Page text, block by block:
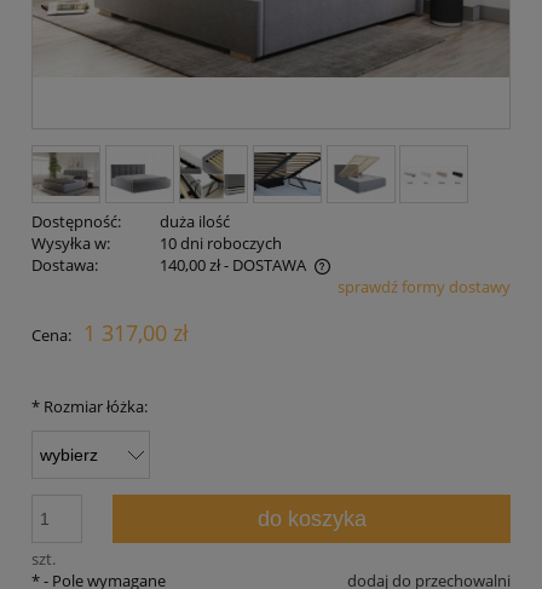
Dostępność:
duża ilość
Wysyłka w:
10 dni roboczych
Dostawa:
140,00 zł- DOSTAWA
Cena nie zawiera ewentualnych kosztów płatnościsprawdź formy dostawy
Cena: 1 317,00 zł
* Rozmiar łóżka:
szt.
do koszyka
dodaj do przechowalni
*- Pole wymagane